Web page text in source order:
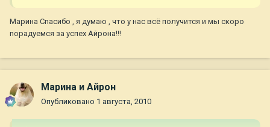
Марина Спасибо , я думаю , что у нас всё получится и мы скоро
порадуемся за успех Айрона!!!
Марина и Айрон
Опубликовано 1 августа, 2010